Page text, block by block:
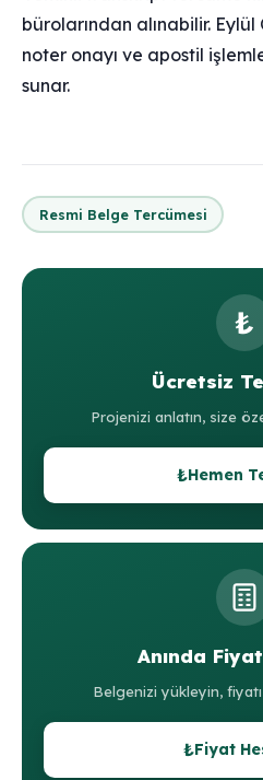
bürolarından alınabilir.
noter onayı ve apostil
sunar.
Resmi Belge Tercümesi
₺
Ücretsiz
Projenizi anlatın, size
₺Hemen
Anında
Belgenizi yükleyin, fiyatı
₺Fiyat